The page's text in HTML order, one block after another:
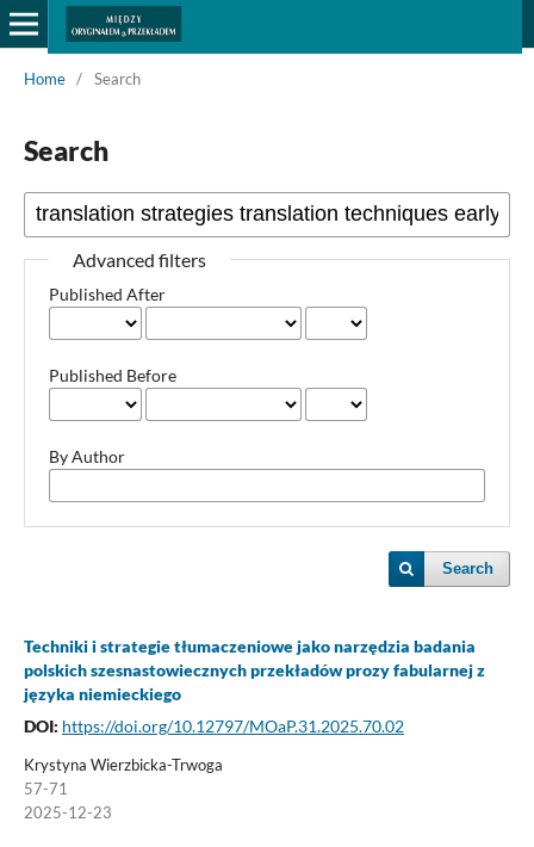
Home / Search
Search
Advanced filters
Published After
Published Before
By Author
Search
Techniki i strategie tłumaczeniowe jako narzędzia badania
polskich szesnastowiecznych przekładów prozy fabularnej z
języka niemieckiego
DOI: https://doi.org/10.12797/MOaP.31.2025.70.02
Krystyna Wierzbicka-Trwoga
57-71
2025-12-23